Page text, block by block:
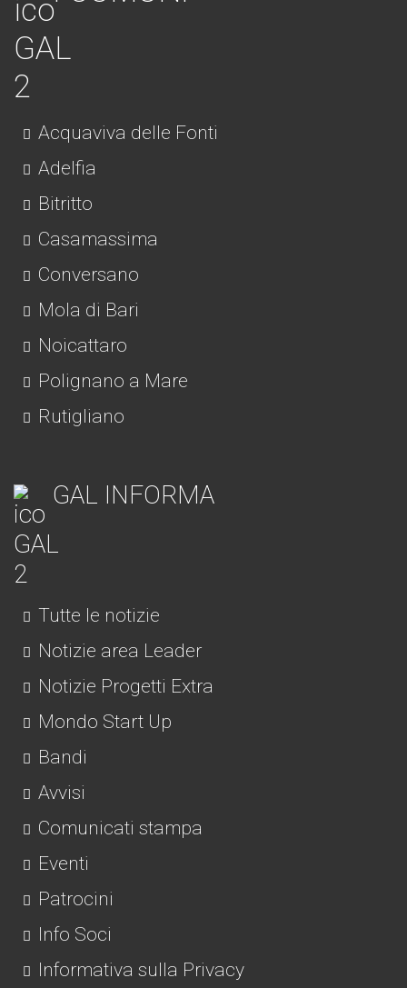
Acquaviva delle Fonti
Adelfia
Bitritto
Casamassima
Conversano
Mola di Bari
Noicattaro
Polignano a Mare
Rutigliano
GAL INFORMA
Tutte le notizie
Notizie area Leader
Notizie Progetti Extra
Mondo Start Up
Bandi
Avvisi
Comunicati stampa
Eventi
Patrocini
Info Soci
Informativa sulla Privacy